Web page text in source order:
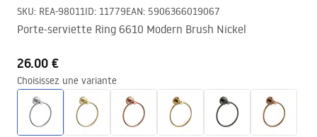
SKU: REA-98011ID: 11779EAN: 5906366019067
Porte-serviette Ring 6610 Modern Brush Nickel
26.00 €
Choisissez une variante